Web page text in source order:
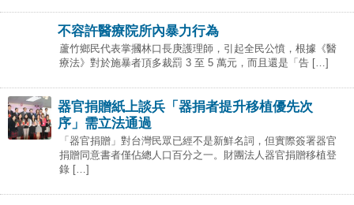
不容許醫療院所內暴力行為
蘆竹鄉民代表掌摑林口長庚護理師，引起全民公憤，根據《醫
療法》對於施暴者頂多裁罰 3 至 5 萬元，而且還是「告 […]
器官捐贈紙上談兵「器捐者提升移植優先次
序」需立法通過
「器官捐贈」對台灣民眾已經不是新鮮名詞，但實際簽署器官
捐贈同意書者僅佔總人口百分之一。財團法人器官捐贈移植登
錄 […]